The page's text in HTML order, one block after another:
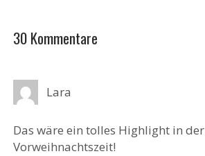
30 Kommentare
Lara
Das wäre ein tolles Highlight in der
Vorweihnachtszeit!